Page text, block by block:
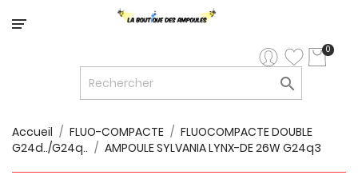
Catégorie
12V/24V
LUMINAIRES
INTERIEURS
0

Accueil FLUO-COMPACTE
FLUOCOMPACTE DOUBLE
G24d../G24q..
AMPOULE SYLVANIA LYNX-DE 26W G24q3